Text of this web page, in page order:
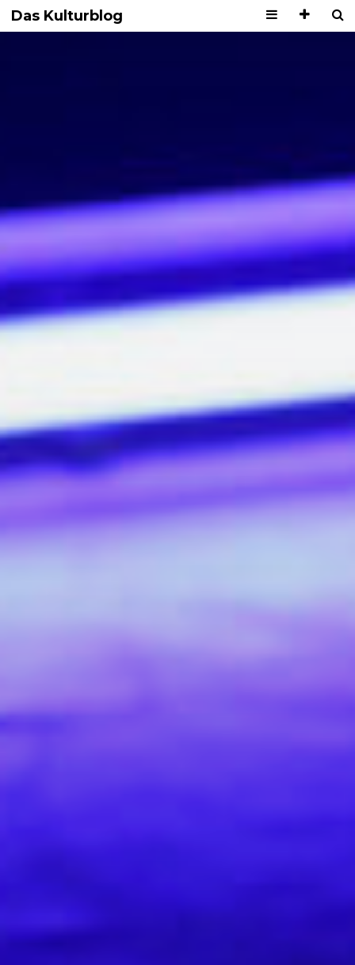
Das Kulturblog